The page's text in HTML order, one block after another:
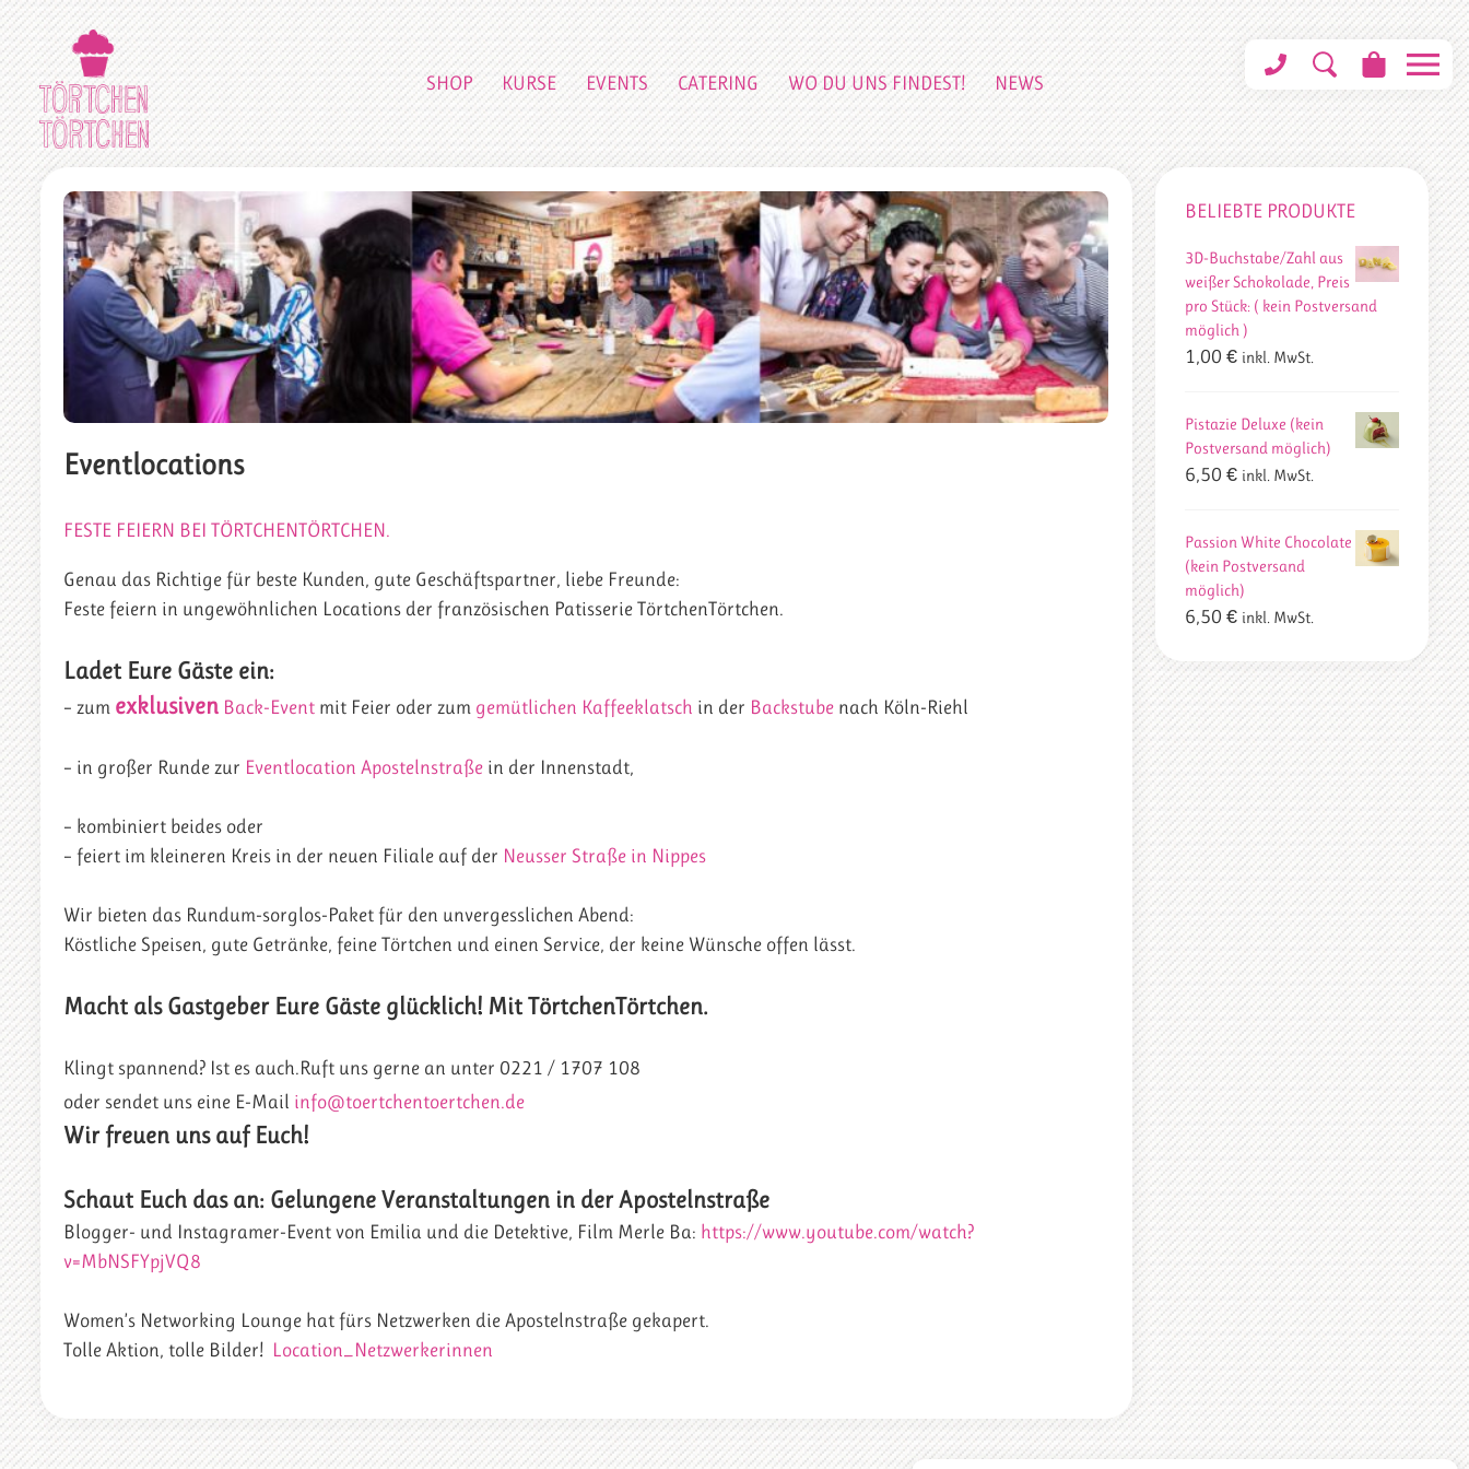
SHOP KURSE EVENTS CATERING WO DU UNS FINDEST! NEWS
Eventlocations
FESTE FEIERN BEI TÖRTCHENTÖRTCHEN.
Genau das Richtige für beste Kunden, gute Geschäftspartner, liebe Freunde:
Feste feiern in ungewöhnlichen Locations der französischen Patisserie TörtchenTörtchen.
Ladet Eure Gäste ein:
– zum exklusiven Back-Event mit Feier oder zum gemütlichen Kaffeeklatsch in der Backstube nach Köln-Riehl
– in großer Runde zur Eventlocation Apostelnstraße in der Innenstadt,
– kombiniert beides oder
– feiert im kleineren Kreis in der neuen Filiale auf der Neusser Straße in Nippes
Wir bieten das Rundum-sorglos-Paket für den unvergesslichen Abend:
Köstliche Speisen, gute Getränke, feine Törtchen und einen Service, der keine Wünsche offen lässt.
Macht als Gastgeber Eure Gäste glücklich! Mit TörtchenTörtchen.
Klingt spannend? Ist es auch.Ruft uns gerne an unter 0221 / 1707 108
oder sendet uns eine E-Mail info@toertchentoertchen.de
Wir freuen uns auf Euch!
Schaut Euch das an: Gelungene Veranstaltungen in der Apostelnstraße
Blogger- und Instagramer-Event von Emilia und die Detektive, Film Merle Ba: https://www.youtube.com/watch?
v=MbNSFYpjVQ8
Women’s Networking Lounge hat fürs Netzwerken die Apostelnstraße gekapert.
Tolle Aktion, tolle Bilder! Location_Netzwerkerinnen
BELIEBTE PRODUKTE
3D-Buchstabe/Zahl aus
weißer Schokolade, Preis
pro Stück: ( kein Postversand
möglich )
1,00€ inkl. MwSt.
Pistazie Deluxe (kein
Postversand möglich)
6,50€ inkl. MwSt.
Passion White Chocolate
(kein Postversand
möglich)
6,50€ inkl. MwSt.